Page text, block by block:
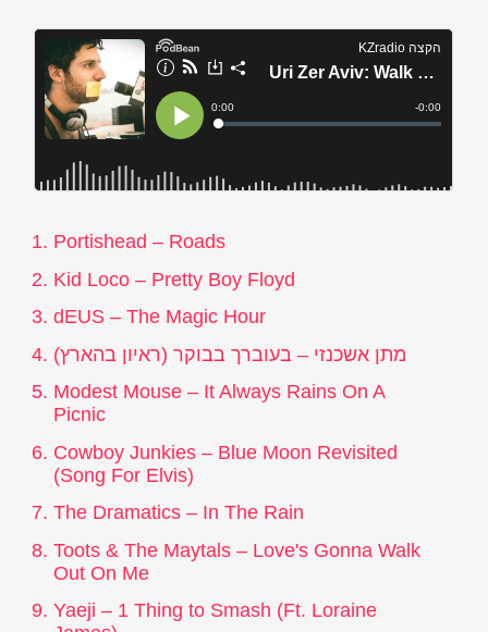
Portishead – Roads
Kid Loco – Pretty Boy Floyd
dEUS – The Magic Hour
מתן אשכנזי – בעוברך בבוקר (ראיון בהארץ)
Modest Mouse – It Always Rains On A
Picnic
Cowboy Junkies – Blue Moon Revisited
(Song For Elvis)
The Dramatics – In The Rain
Toots & The Maytals – Love's Gonna Walk
Out On Me
Yaeji – 1 Thing to Smash (Ft. Loraine